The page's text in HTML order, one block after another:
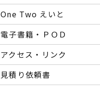
One Two えいと
電子書籍・ＰＯＤ
アクセス・リンク
見積り依頼書